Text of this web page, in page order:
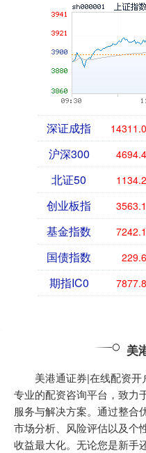
深证成指
沪深300
北证50
创业板指
基金指数
国债指数
期指IC0
美
美港通证券|在线配资
专业的配资咨询平台，致力
服务与解决方案。通过整合
市场分析、风险评估以及个
收益最大化。无论您是新手